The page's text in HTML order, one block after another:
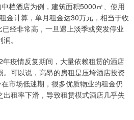
档酒店为例，建筑面积5000㎡、使用
金计算，单月租金达30万元，相当于收
经非常高，一旦遇上淡季或突发停业
。
疫情反复期间，大量依赖租赁的酒店
可以说，高昂的房租是压垮酒店投资
市场低迷期，很多优质物业的租金仍
出租率下滑，导致租赁模式酒店几乎失